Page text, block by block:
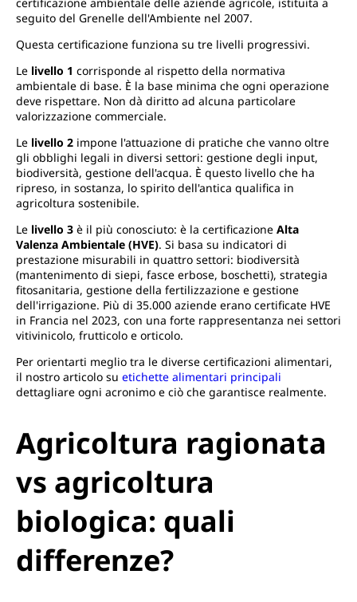
seguito del Grenelle dell'Ambiente nel 2007.
Questa certificazione funziona su tre livelli progressivi.
Le livello 1 corrisponde al rispetto della normativa
ambientale di base. È la base minima che ogni operazione
deve rispettare. Non dà diritto ad alcuna particolare
valorizzazione commerciale.
Le livello 2 impone l'attuazione di pratiche che vanno oltre
gli obblighi legali in diversi settori: gestione degli input,
biodiversità, gestione dell'acqua. È questo livello che ha
ripreso, in sostanza, lo spirito dell'antica qualifica in
agricoltura sostenibile.
Le livello 3 è il più conosciuto: è la certificazione Alta
Valenza Ambientale (HVE). Si basa su indicatori di
prestazione misurabili in quattro settori: biodiversità
(mantenimento di siepi, fasce erbose, boschetti), strategia
fitosanitaria, gestione della fertilizzazione e gestione
dell'irrigazione. Più di 35.000 aziende erano certificate HVE
in Francia nel 2023, con una forte rappresentanza nei settori
vitivinicolo, frutticolo e orticolo.
Per orientarti meglio tra le diverse certificazioni alimentari,
il nostro articolo su etichette alimentari principali
dettagliare ogni acronimo e ciò che garantisce realmente.
Agricoltura ragionata
vs agricoltura
biologica: quali
differenze?